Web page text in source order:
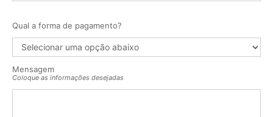
Qual a forma de pagamento?
Mensagem
Coloque as informações desejadas